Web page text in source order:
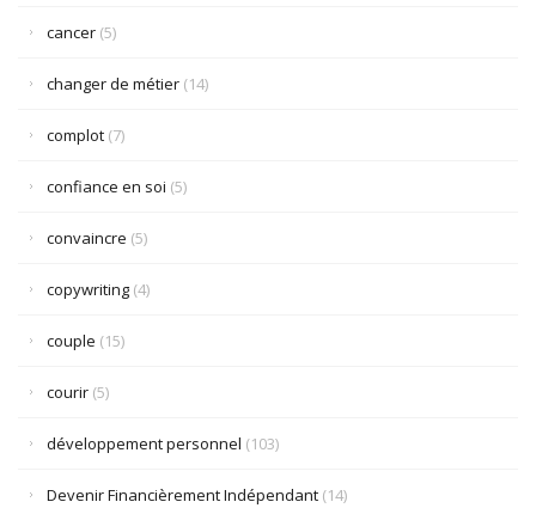
cancer (5)
changer de métier (14)
complot (7)
confiance en soi (5)
convaincre (5)
copywriting (4)
couple (15)
courir (5)
développement personnel (103)
Devenir Financièrement Indépendant (14)